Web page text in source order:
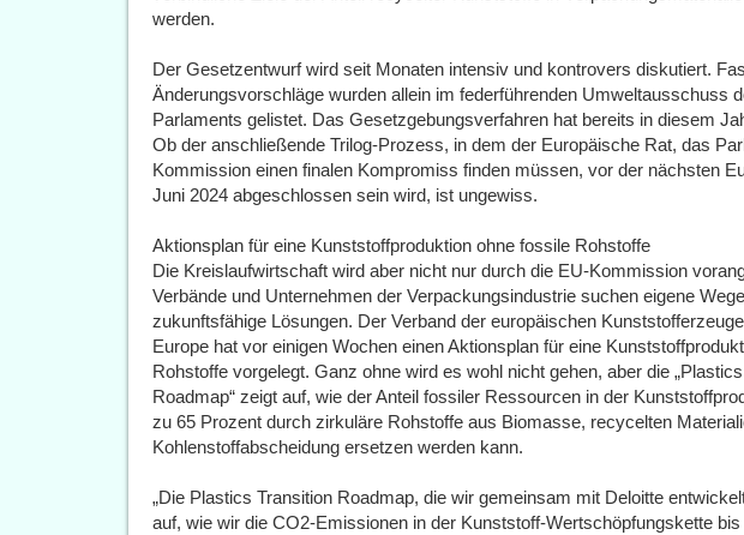
werden.
Der Gesetzentwurf wird seit Monaten intensiv und kontrovers diskutiert.
Änderungsvorschläge wurden allein im federführenden Umweltausschuss
Parlaments gelistet. Das Gesetzgebungsverfahren hat bereits in diesem
Ob der anschließende Trilog-Prozess, in dem der Europäische Rat, das
Kommission einen finalen Kompromiss finden müssen, vor der nächsten
Juni 2024 abgeschlossen sein wird, ist ungewiss.
Aktionsplan für eine Kunststoffproduktion ohne fossile Rohstoffe
Die Kreislaufwirtschaft wird aber nicht nur durch die EU-Kommission
Verbände und Unternehmen der Verpackungsindustrie suchen eigene
zukunftsfähige Lösungen. Der Verband der europäischen
Europe hat vor einigen Wochen einen Aktionsplan für eine
Rohstoffe vorgelegt. Ganz ohne wird es wohl nicht gehen, aber die
Roadmap“ zeigt auf, wie der Anteil fossiler Ressourcen in der
zu 65 Prozent durch zirkuläre Rohstoffe aus Biomasse, recycelten
Kohlenstoffabscheidung ersetzen werden kann.
„Die Plastics Transition Roadmap, die wir gemeinsam mit Deloitte
auf, wie wir die CO2-Emissionen in der Kunststoff-Wertschöpfungskette